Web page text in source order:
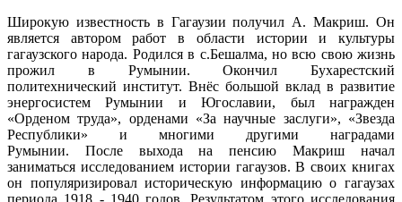
Широкую известность в Гагаузии получил А. Макриш. Он
является автором работ в области истории и культуры
гагаузского народа. Родился в с.Бешалма, но всю свою жизнь
прожил в Румынии. Окончил Бухарестский
политехнический институт. Внёс большой вклад в развитие
энергосистем Румынии и Югославии, был награжден
«Орденом труда», орденами «За научные заслуги», «Звезда
Республики» и многими другими наградами
Румынии. После выхода на пенсию Макриш начал
заниматься исследованием истории гагаузов. В своих книгах
он популяризировал историческую информацию о гагаузах
периода 1918 - 1940 годов. Результатом этого исследования